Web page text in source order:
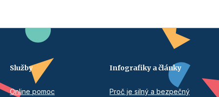
Služby
Online pomoc
Infografiky a články
Proč je silný a bezpečný